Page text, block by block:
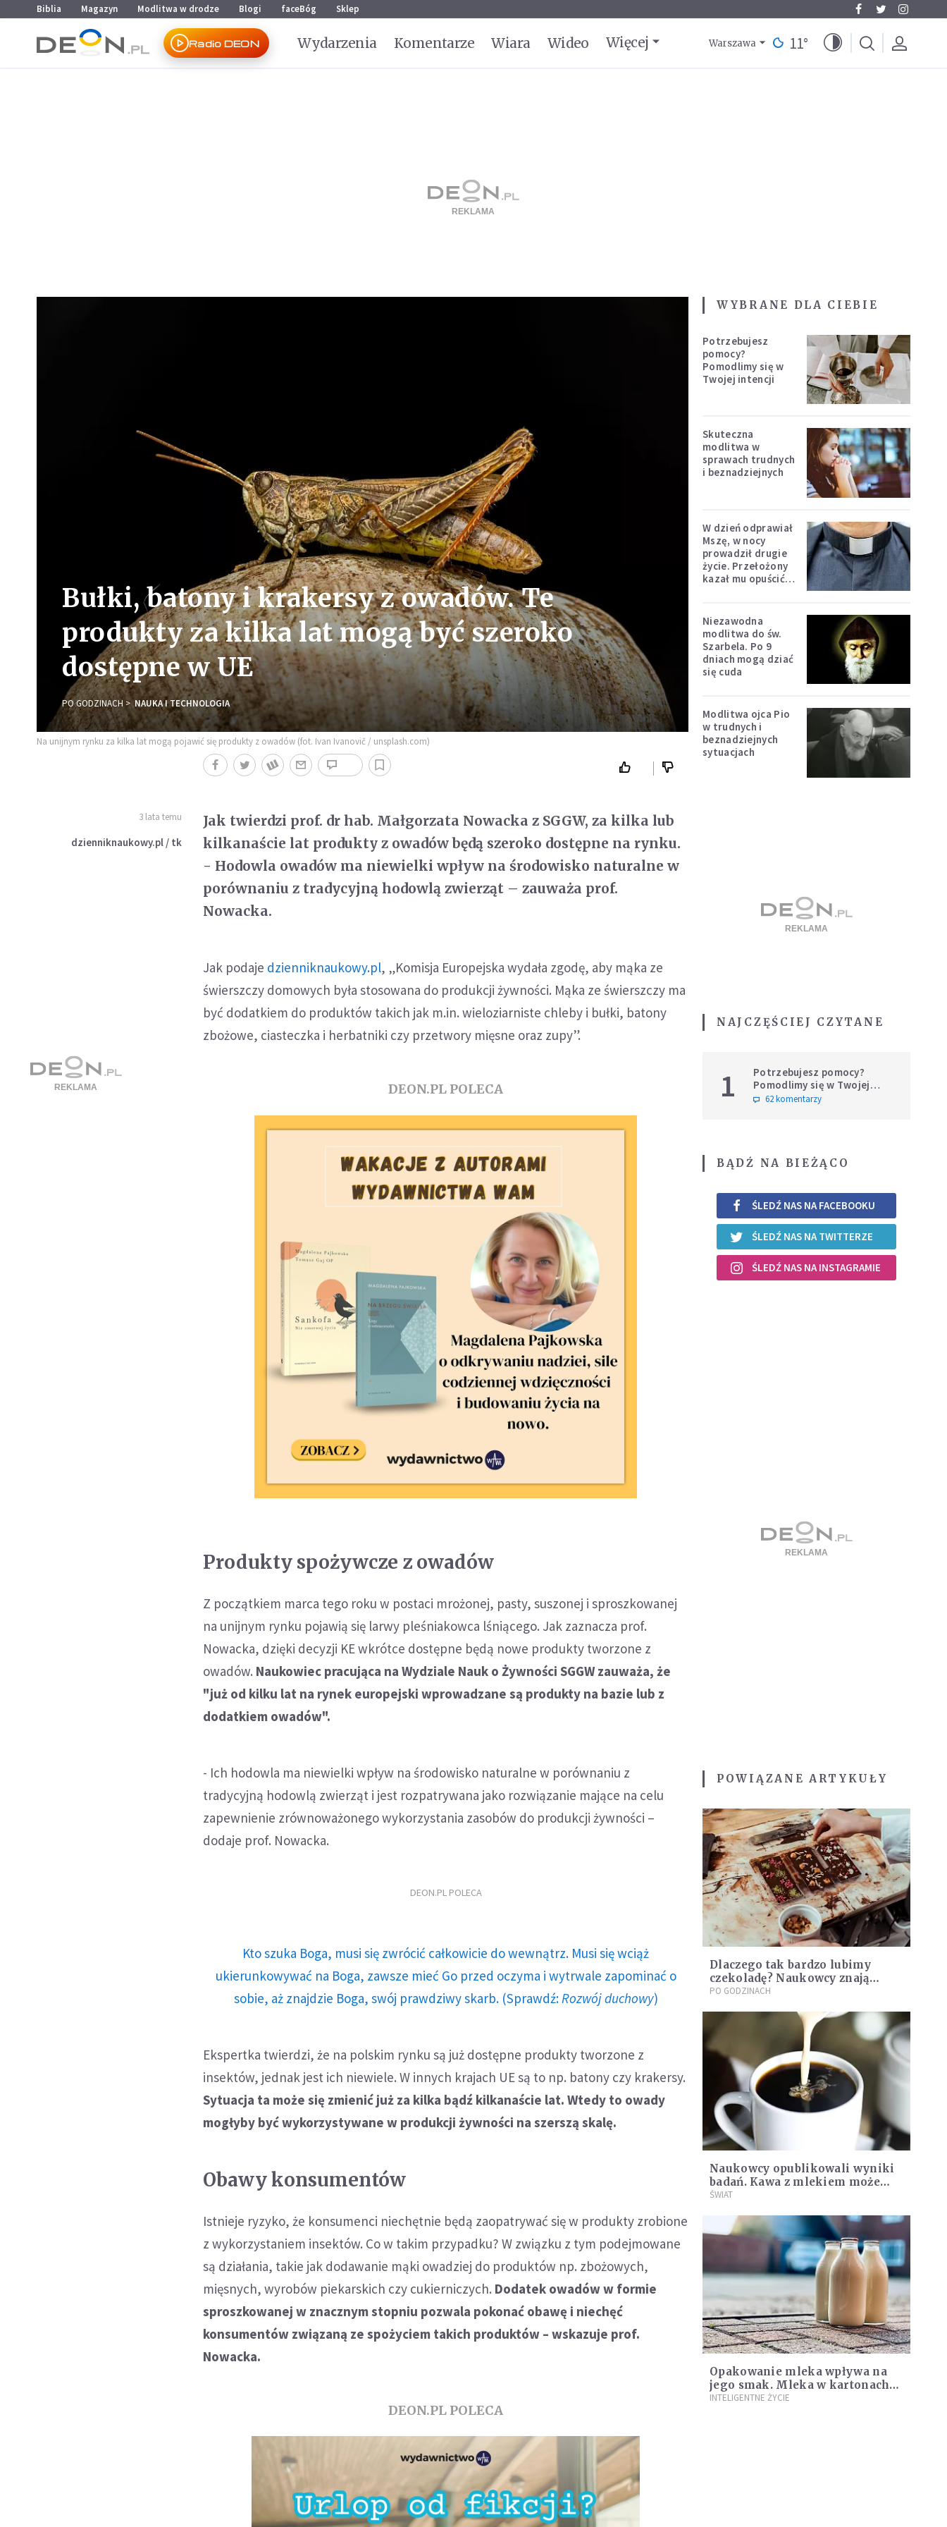
Przejdź do menu głównego
Przejdź do treści
Biblia Magazyn Modlitwa w drodze Blogi faceBóg Sklep
Radio DEON Wydarzenia Komentarze Wiara Wideo Więcej Warszawa 11°
Bułki, batony i krakersy z owadów. Te
produkty za kilka lat mogą być szeroko
dostępne w UE
PO GODZINACH NAUKA I TECHNOLOGIA
Na unijnym rynku za kilka lat mogą pojawić się produkty z owadów (fot. Ivan Ivanovič / unsplash.com)
3 lata temu
dzienniknaukowy.pl / tk
Jak twierdzi prof. dr hab. Małgorzata Nowacka z SGGW, za kilka lub
kilkanaście lat produkty z owadów będą szeroko dostępne na rynku.
- Hodowla owadów ma niewielki wpływ na środowisko naturalne w
porównaniu z tradycyjną hodowlą zwierząt – zauważa prof.
Nowacka.
Jak podaje dzienniknaukowy.pl, „Komisja Europejska wydała zgodę, aby mąka ze
świerszczy domowych była stosowana do produkcji żywności. Mąka ze świerszczy ma
być dodatkiem do produktów takich jak m.in. wieloziarniste chleby i bułki, batony
zbożowe, ciasteczka i herbatniki czy przetwory mięsne oraz zupy”.
DEON.PL POLECA
Produkty spożywcze z owadów
Z początkiem marca tego roku w postaci mrożonej, pasty, suszonej i sproszkowanej
na unijnym rynku pojawią się larwy pleśniakowca lśniącego. Jak zaznacza prof.
Nowacka, dzięki decyzji KE wkrótce dostępne będą nowe produkty tworzone z
owadów. Naukowiec pracująca na Wydziale Nauk o Żywności SGGW zauważa, że
"już od kilku lat na rynek europejski wprowadzane są produkty na bazie lub z
dodatkiem owadów".
- Ich hodowla ma niewielki wpływ na środowisko naturalne w porównaniu z
tradycyjną hodowlą zwierząt i jest rozpatrywana jako rozwiązanie mające na celu
zapewnienie zrównoważonego wykorzystania zasobów do produkcji żywności –
dodaje prof. Nowacka.
DEON.PL POLECA
Kto szuka Boga, musi się zwrócić całkowicie do wewnątrz. Musi się wciąż
ukierunkowywać na Boga, zawsze mieć Go przed oczyma i wytrwale zapominać o
sobie, aż znajdzie Boga, swój prawdziwy skarb. (Sprawdź: Rozwój duchowy)
Ekspertka twierdzi, że na polskim rynku są już dostępne produkty tworzone z
insektów, jednak jest ich niewiele. W innych krajach UE są to np. batony czy krakersy.
Sytuacja ta może się zmienić już za kilka bądź kilkanaście lat. Wtedy to owady
mogłyby być wykorzystywane w produkcji żywności na szerszą skalę.
Obawy konsumentów
Istnieje ryzyko, że konsumenci niechętnie będą zaopatrywać się w produkty zrobione
z wykorzystaniem insektów. Co w takim przypadku? W związku z tym podejmowane
są działania, takie jak dodawanie mąki owadziej do produktów np. zbożowych,
mięsnych, wyrobów piekarskich czy cukierniczych. Dodatek owadów w formie
sproszkowanej w znacznym stopniu pozwala pokonać obawę i niechęć
konsumentów związaną ze spożyciem takich produktów – wskazuje prof.
Nowacka.
DEON.PL POLECA
WYBRANE DLA CIEBIE
Potrzebujesz
pomocy?
Pomodlimy się w
Twojej intencji
Skuteczna
modlitwa w
sprawach trudnych
i beznadziejnych
W dzień odprawiał
Mszę, w nocy
prowadził drugie
życie. Przełożony
kazał mu opuścić
Niezawodna
modlitwa do św.
Szarbela. Po 9
dniach mogą dziać
się cuda
Modlitwa ojca Pio
w trudnych i
beznadziejnych
sytuacjach
NAJCZĘŚCIEJ CZYTANE
1
Potrzebujesz pomocy?
Pomodlimy się w Twojej
intencji
62 komentarzy
BĄDŹ NA BIEŻĄCO
ŚLEDŹ NAS NA FACEBOOKU
ŚLEDŹ NAS NA TWITTERZE
ŚLEDŹ NAS NA INSTAGRAMIE
POWIĄZANE ARTYKUŁY
Dlaczego tak bardzo lubimy
czekoladę? Naukowcy znają
odpowiedź
PO GODZINACH
Naukowcy opublikowali wyniki
badań. Kawa z mlekiem może
działać przeciwzapalnie
ŚWIAT
Opakowanie mleka wpływa na
jego smak. Mleka w kartonach
nie są najlepszym wyborem
INTELIGENTNE ŻYCIE